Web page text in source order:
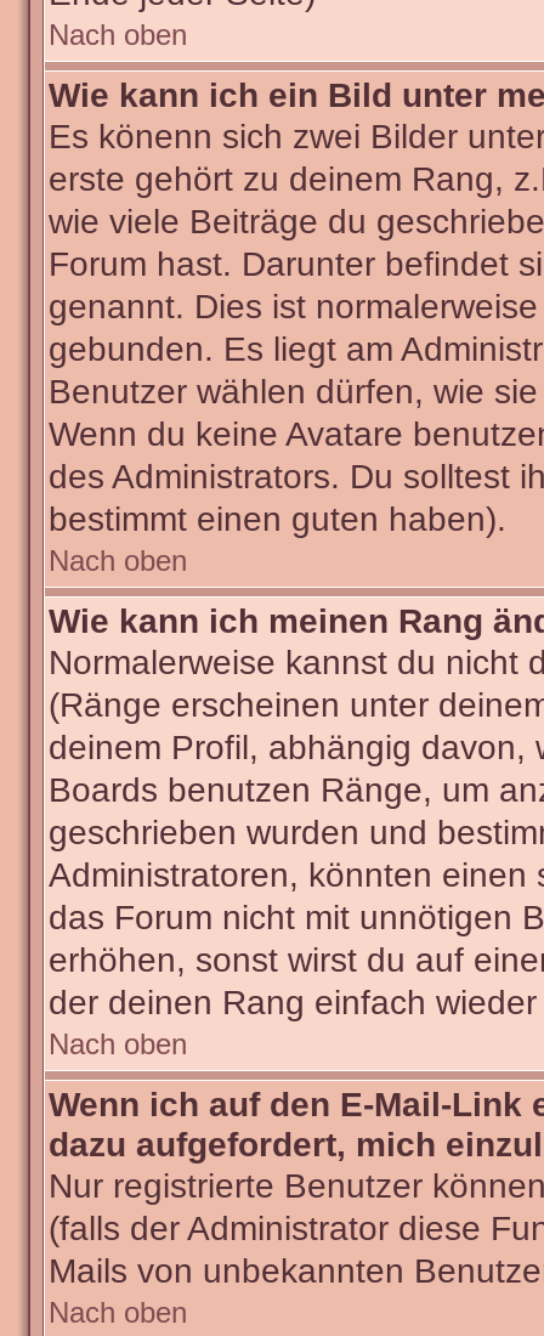
Nach oben
Wie kann ich ein Bild unter
Es könenn sich zwei Bilder
erste gehört zu deinem Rang,
wie viele Beiträge du
Forum hast. Darunter befindet
genannt. Dies ist
gebunden. Es liegt am
Benutzer wählen dürfen, wie
Wenn du keine Avatare
des Administrators. Du solltest
bestimmt einen guten haben).
Nach oben
Wie kann ich meinen Rang
Normalerweise kannst du nicht
(Ränge erscheinen unter
deinem Profil, abhängig
Boards benutzen Ränge, um
geschrieben wurden und
Administratoren, könnten
das Forum nicht mit unnötigen
erhöhen, sonst wirst du auf
der deinen Rang einfach
Nach oben
Wenn ich auf den E-Mail-
dazu aufgefordert, mich
Nur registrierte Benutzer
(falls der Administrator diese
Mails von unbekannten
Nach oben